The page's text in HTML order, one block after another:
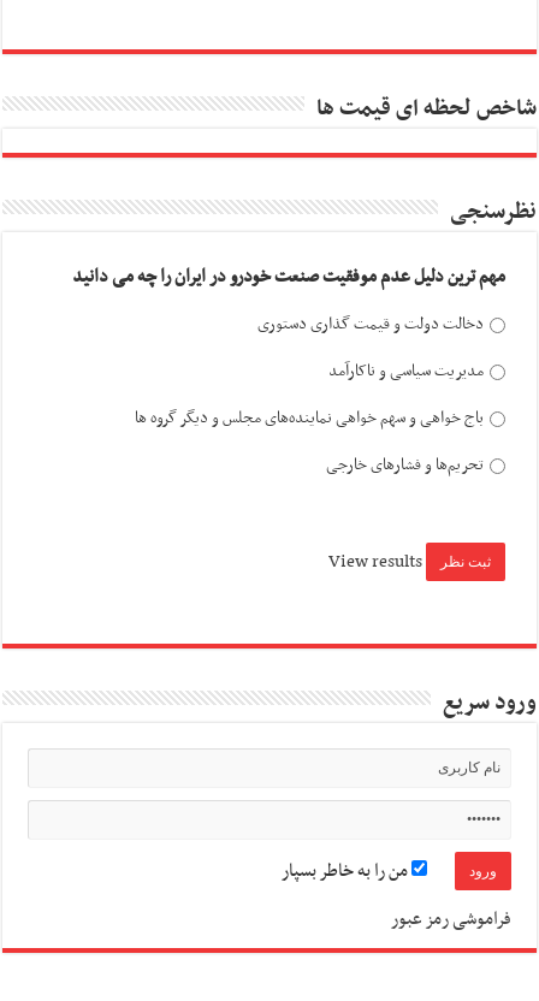
شاخص لحظه ای قیمت ها
نظرسنجی
مهم ترین دلیل عدم موفقیت صنعت خودرو در ایران را چه می دانید
دخالت دولت و قیمت گذاری دستوری
مدیریت سیاسی و ناکارآمد
باج خواهی و سهم خواهی نماینده‌های مجلس و دیگر گروه ها
تحریم‌ها و فشارهای خارجی
View results
ورود سریع
من را به خاطر بسپار
فراموشی رمز عبور